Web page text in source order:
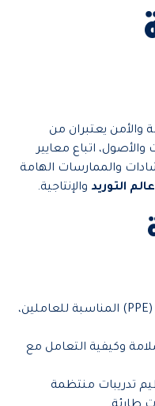
والأمن يعتبران من
والأصول، اتباع معايير
والممارسات الهامة
عالم التوريد والإنتاجية.
توفير معدات الحماية الشخصية (PPE) المناسبة للعاملين،
وكيفية التعامل مع
تدريبات منتظمة